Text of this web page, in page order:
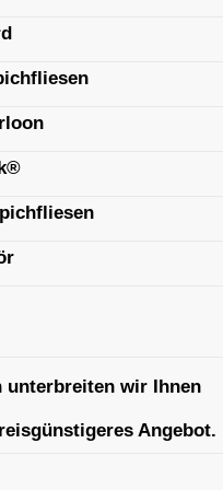
unterbreiten wir Ihnen
Angebot.